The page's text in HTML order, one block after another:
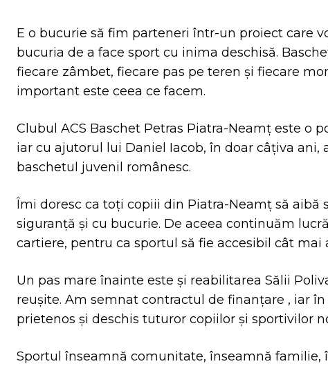
E o bucurie să fim parteneri într-un proiect care
bucuria de a face sport cu inima deschisă.
fiecare zâmbet, fiecare pas pe teren și fiecare
important este ceea ce facem.
Clubul ACS Baschet Petras Piatra-Neamț este o
iar cu ajutorul lui Daniel Iacob, în doar câțiva
baschetul juvenil românesc.
Îmi doresc ca toți copiii din Piatra-Neamț să
siguranță și cu bucurie. De aceea continuăm
cartiere, pentru ca sportul să fie accesibil cât mai
Un pas mare înainte este și reabilitarea Sălii
reușite. Am semnat contractul de finanțare , iar
prietenos și deschis tuturor copiilor și sportivilor
Sportul înseamnă comunitate, înseamnă